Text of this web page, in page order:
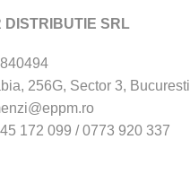
DISTRIBUTIE SRL
256G, Sector 3, Bucuresti
172 099 / 0773 920 337